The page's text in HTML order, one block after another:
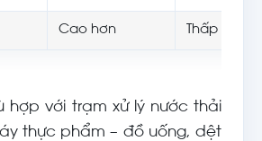
Cao hơn Thấp
hợp với trạm xử lý nước thải
thực phẩm – đồ uống, dệt